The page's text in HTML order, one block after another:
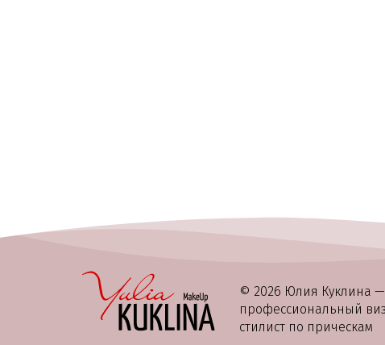
© 2026 Юлия Куклина —
профессиональный
стилист по прическам